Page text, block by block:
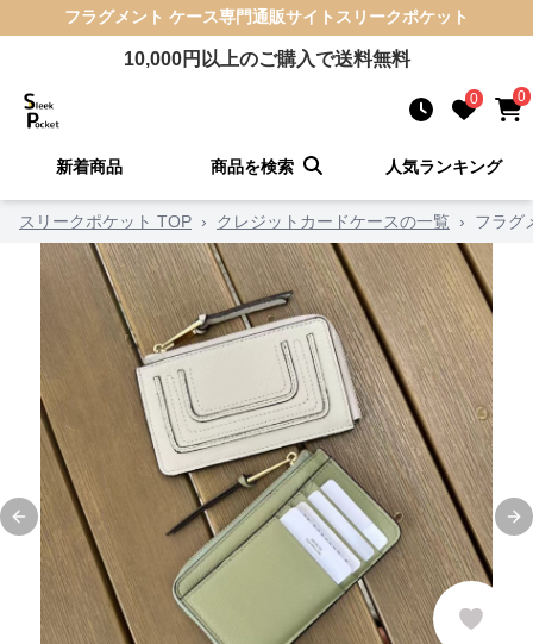
フラグメント ケース専門通販サイト スリークポケット
10,000円以上のご購入で送料無料
0 0
新着商品 商品を検索 人気ランキング
スリークポケット TOP › クレジットカードケースの一覧 › フラグ
Previous slide